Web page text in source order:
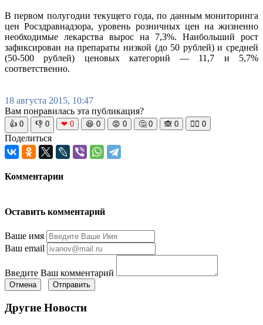
В первом полугодии текущего года, по данным мониторинга
цен Росздравнадзора, уровень розничных цен на жизненно
необходимые лекарства вырос на 7,3%. Наибольший рост
зафиксирован на препараты низкой (до 50 рублей) и средней
(50-500 рублей) ценовых категорий — 11,7 и 5,7%
соответственно.
18 августа 2015, 10:47
Вам понравилась эта публикация?
👍 0 👎 0 ❤ 0 😆 0 😡 0 🤔 0 🙈 0 🧘‍♀️ 0
Поделиться
Комментарии
Оставить комментарий
Ваше имя
Ваш email
Введите Ваш комментарий
Отмена Отправить
Другие Новости